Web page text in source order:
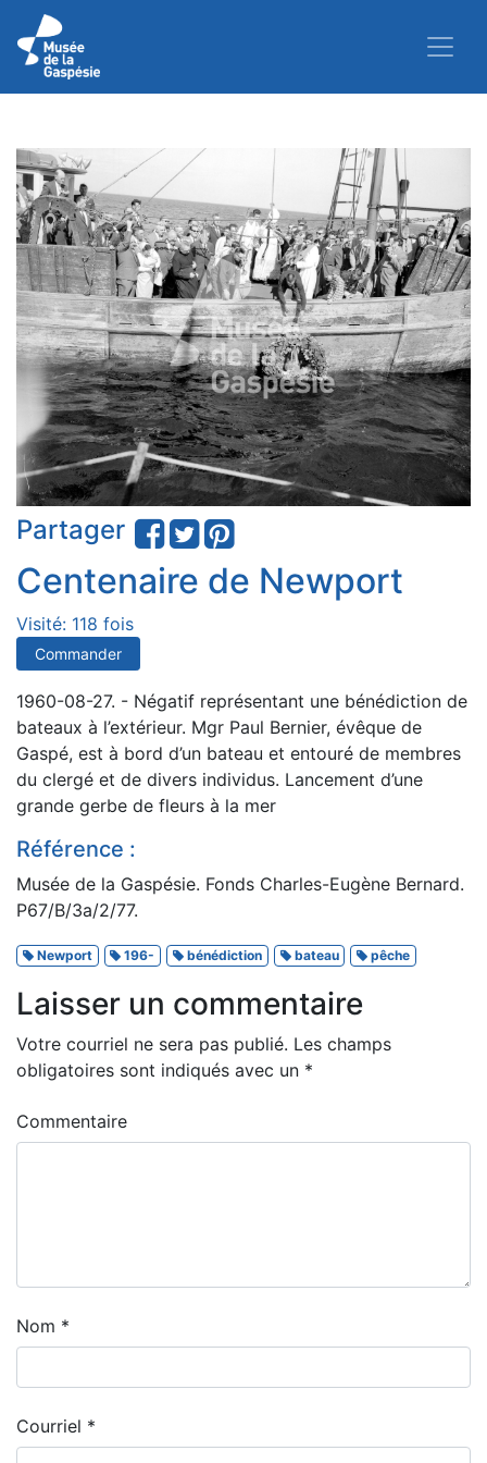
Partager
Centenaire de Newport
Visité: 118 fois
Commander
1960-08-27. - Négatif représentant une bénédiction de
bateaux à l’extérieur. Mgr Paul Bernier, évêque de
Gaspé, est à bord d’un bateau et entouré de membres
du clergé et de divers individus. Lancement d’une
grande gerbe de fleurs à la mer
Référence :
Musée de la Gaspésie. Fonds Charles-Eugène Bernard.
P67/B/3a/2/77.
Newport 196- bénédiction bateau pêche
Laisser un commentaire
Votre courriel ne sera pas publié. Les champs
obligatoires sont indiqués avec un *
Commentaire
Nom *
Courriel *